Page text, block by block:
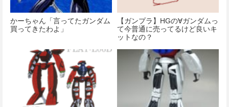
かーちゃん「言ってたガンダム
買ってきたわよ」
【ガンプラ】HGの∀ガンダムっ
て今普通に売ってるけど良いキ
ットなの？